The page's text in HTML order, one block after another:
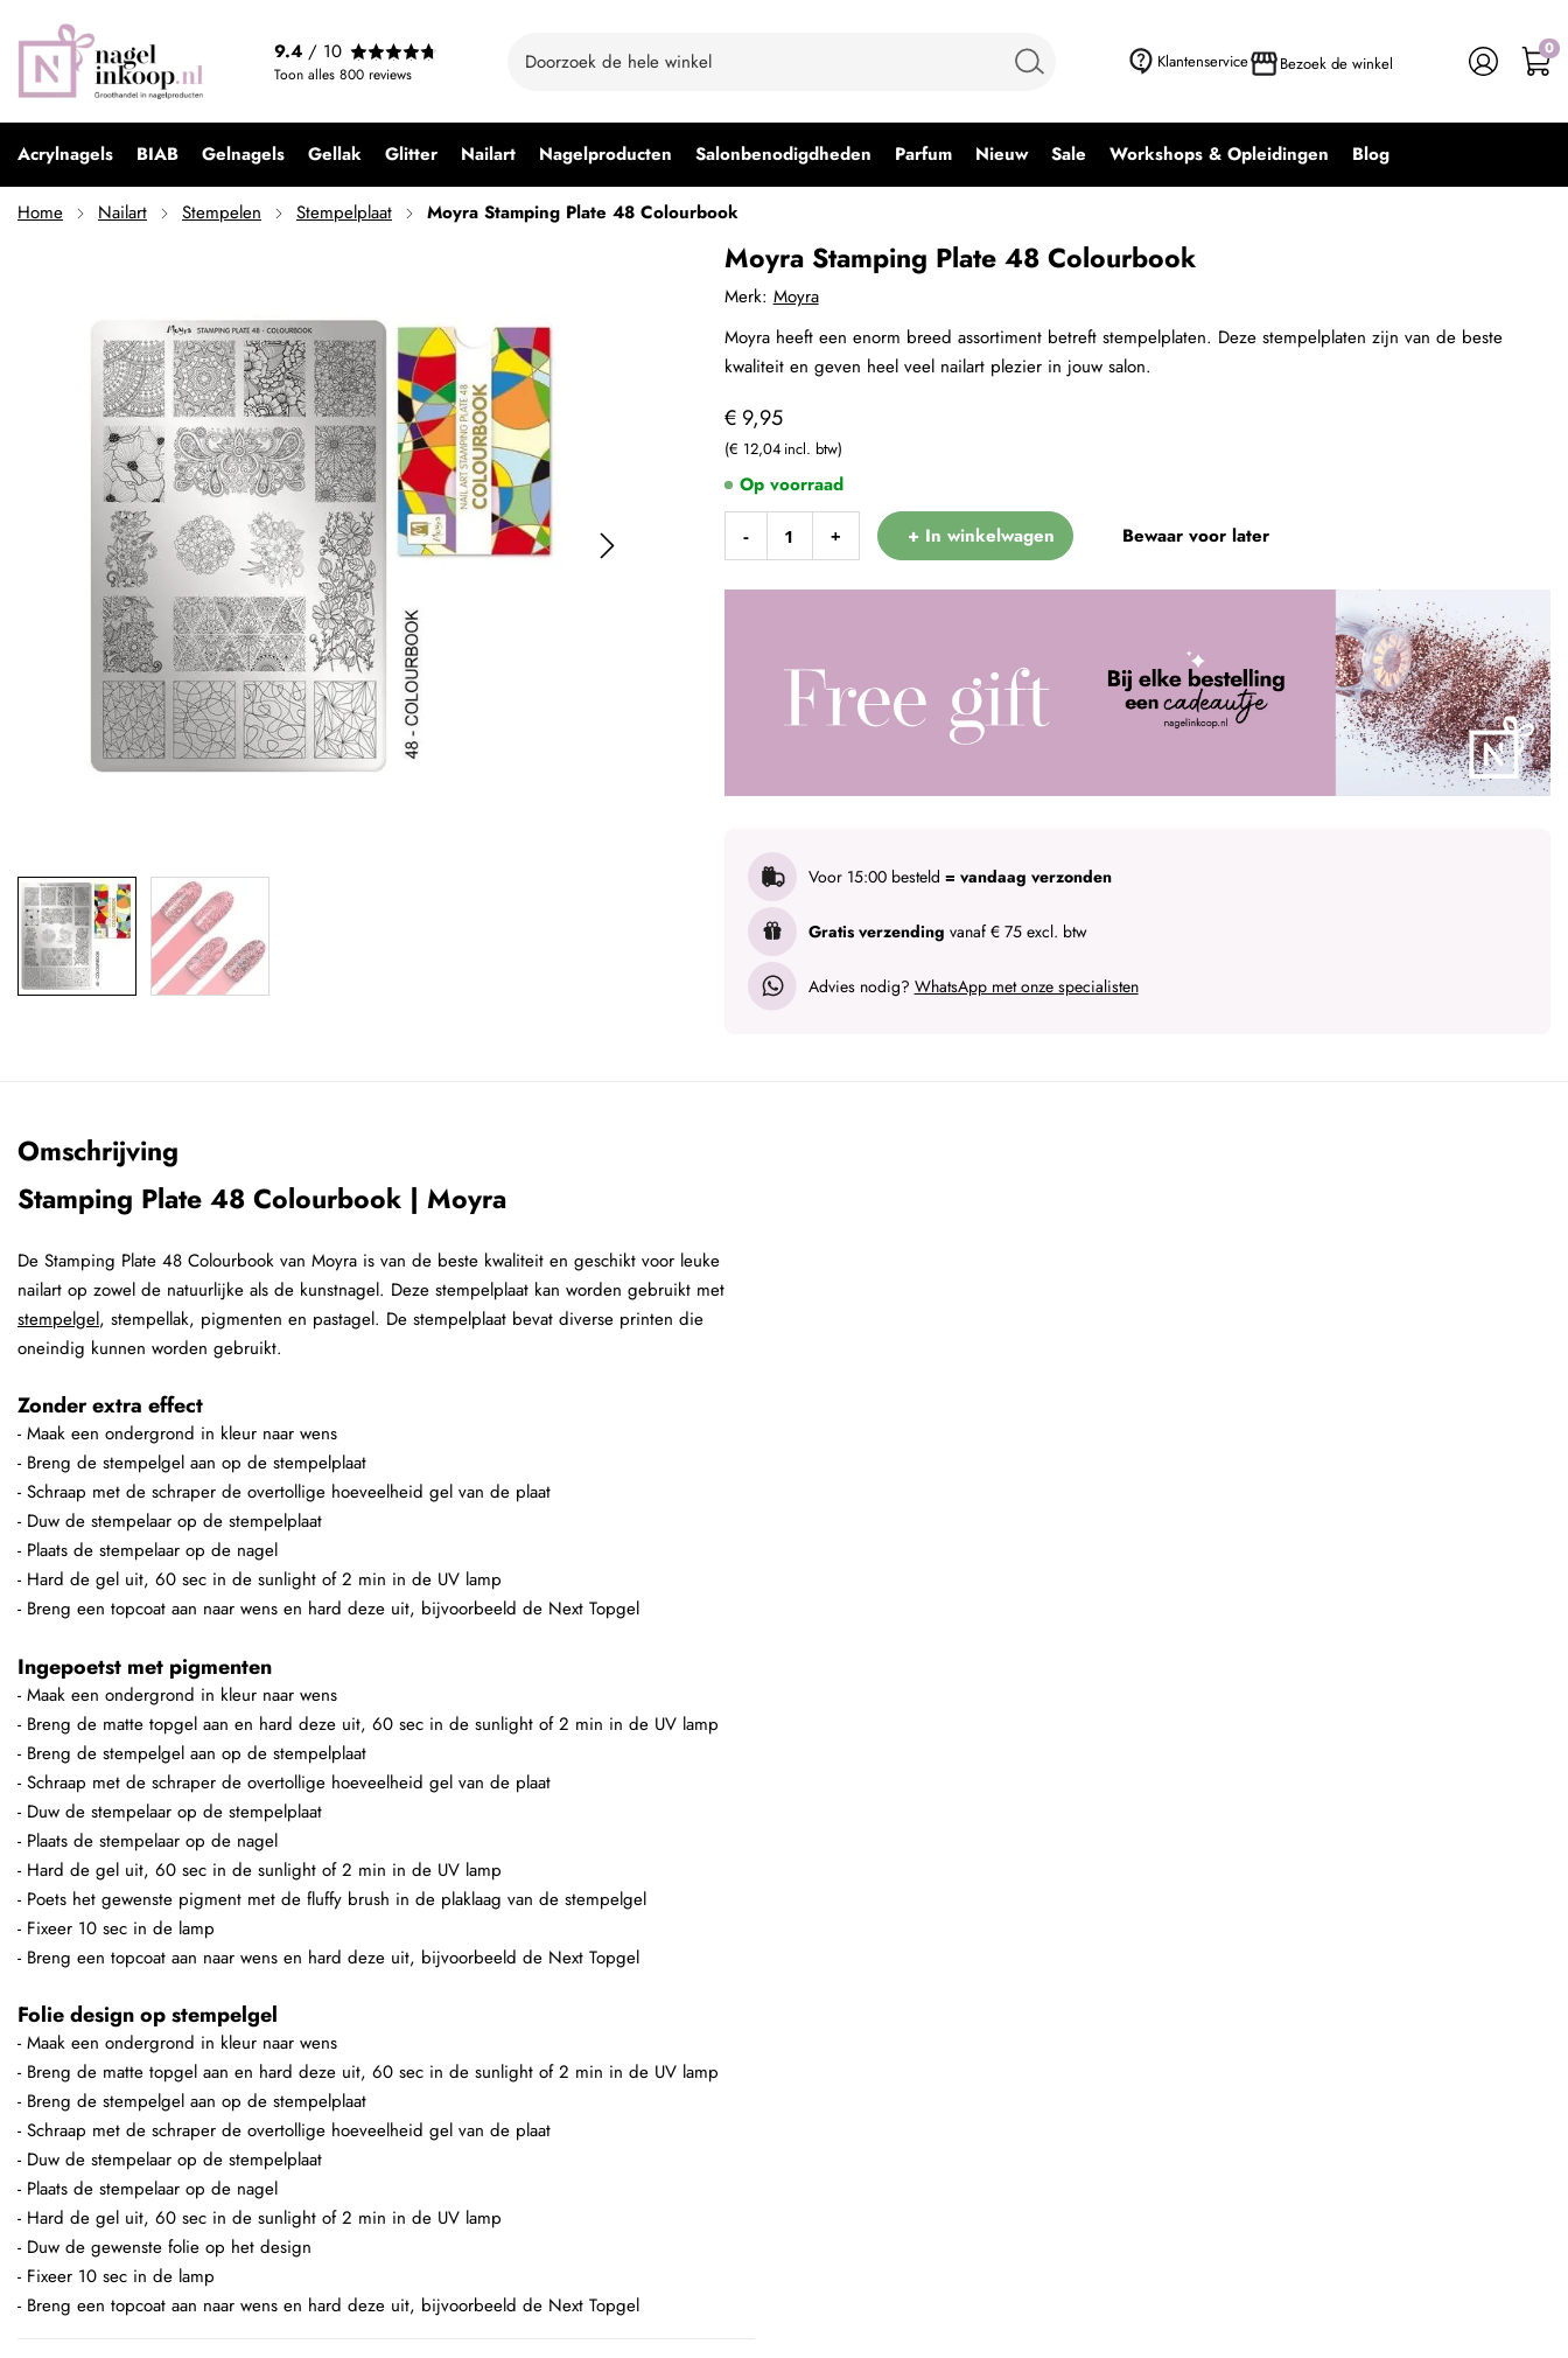
Klantenservice Bezoek de winkel
9.4 / 10
Toon alles 800 reviews
0
Acrylnagels BIAB Gelnagels Gellak Glitter Nailart Nagelproducten Salonbenodigdheden Parfum Nieuw Sale Workshops & Opleidingen Blog
Home Nailart Stempelen Stempelplaat Moyra Stamping Plate 48 Colourbook
Moyra Stamping Plate 48 Colourbook
€ 9,95
€ 12,04
Moyra Stamping Plate 48 Colourbook
€ 9,95
+ In winkelwagen
- + + In winkelwagen Bewaar voor later
Merk: Moyra
Voor 15:00 besteld = vandaag verzonden
Gratis verzending vanaf € 75 excl. btw
Advies nodig? WhatsApp met onze specialisten
Op voorraad
Moyra heeft een enorm breed assortiment betreft stempelplaten. Deze stempelplaten zijn van de beste
kwaliteit en geven heel veel nailart plezier in jouw salon.
Omschrijving
Stamping Plate 48 Colourbook | Moyra
De Stamping Plate 48 Colourbook van Moyra is van de beste kwaliteit en geschikt voor leuke
nailart op zowel de natuurlijke als de kunstnagel. Deze stempelplaat kan worden gebruikt met
stempelgel, stempellak, pigmenten en pastagel. De stempelplaat bevat diverse printen die
oneindig kunnen worden gebruikt.
Zonder extra effect
- Maak een ondergrond in kleur naar wens
- Breng de stempelgel aan op de stempelplaat
- Schraap met de schraper de overtollige hoeveelheid gel van de plaat
- Duw de stempelaar op de stempelplaat
- Plaats de stempelaar op de nagel
- Hard de gel uit, 60 sec in de sunlight of 2 min in de UV lamp
- Breng een topcoat aan naar wens en hard deze uit, bijvoorbeeld de Next Topgel
Ingepoetst met pigmenten
- Maak een ondergrond in kleur naar wens
- Breng de matte topgel aan en hard deze uit, 60 sec in de sunlight of 2 min in de UV lamp
- Breng de stempelgel aan op de stempelplaat
- Schraap met de schraper de overtollige hoeveelheid gel van de plaat
- Duw de stempelaar op de stempelplaat
- Plaats de stempelaar op de nagel
- Hard de gel uit, 60 sec in de sunlight of 2 min in de UV lamp
- Poets het gewenste pigment met de fluffy brush in de plaklaag van de stempelgel
- Fixeer 10 sec in de lamp
- Breng een topcoat aan naar wens en hard deze uit, bijvoorbeeld de Next Topgel
Folie design op stempelgel
- Maak een ondergrond in kleur naar wens
- Breng de matte topgel aan en hard deze uit, 60 sec in de sunlight of 2 min in de UV lamp
- Breng de stempelgel aan op de stempelplaat
- Schraap met de schraper de overtollige hoeveelheid gel van de plaat
- Duw de stempelaar op de stempelplaat
- Plaats de stempelaar op de nagel
- Hard de gel uit, 60 sec in de sunlight of 2 min in de UV lamp
- Duw de gewenste folie op het design
- Fixeer 10 sec in de lamp
- Breng een topcoat aan naar wens en hard deze uit, bijvoorbeeld de Next Topgel